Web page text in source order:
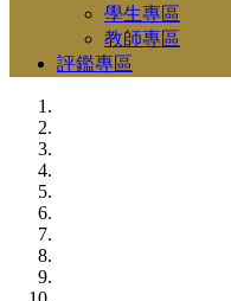
學生專區
教師專區
評鑑專區